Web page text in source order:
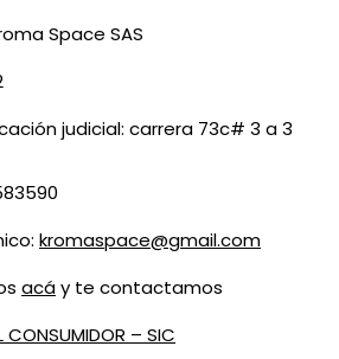
Space SAS
judicial: carrera 73c# 3 a 3
kromaspace@gmail.com
acáy te contactamos
CONSUMIDOR – SIC